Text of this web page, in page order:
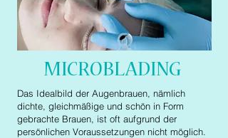
MICROBLADING
Das Idealbild der Augenbrauen, nämlich
dichte, gleichmäßige und schön in Form
gebrachte Brauen, ist oft aufgrund der
persönlichen Voraussetzungen nicht möglich.